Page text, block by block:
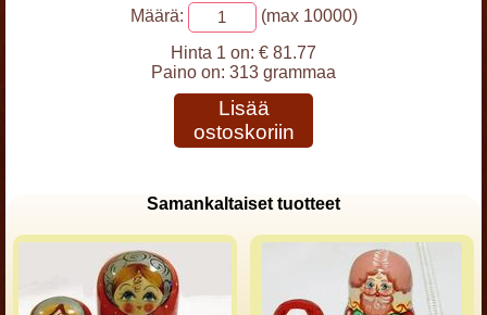
Määrä:
(max 10000)
Hinta 1 on: € 81.77
Paino on: 313 grammaa
Lisää
ostoskoriin
Samankaltaiset tuotteet